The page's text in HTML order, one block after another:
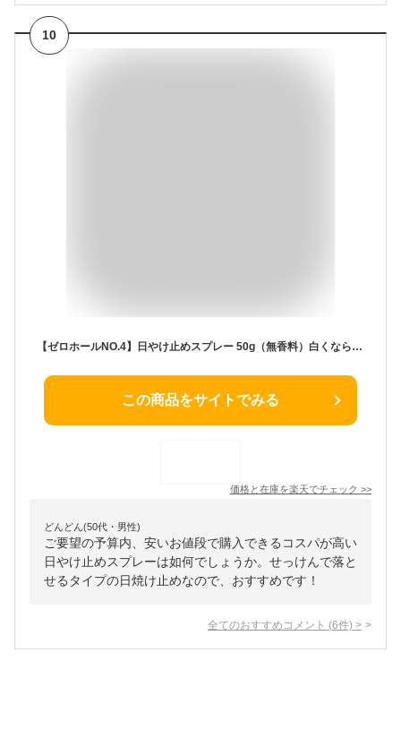
10
【ゼロホールNO.4】日やけ止めスプレー 50g（無香料）白くならない！頭皮や髪の毛、メイクの上から使える♪国内最高基準のSPF50+、PA++++ ウォータープルーフ＆せっけんで落とせるスプレータイプの日焼け止め[送料別・ウエアと同時購入で送料無料]
この商品をサイトでみる
価格と在庫を楽天でチェック >>
どんどん(50代・男性)
ご要望の予算内、安いお値段で購入できるコスパが高い
日やけ止めスプレーは如何でしょうか。せっけんで落と
せるタイプの日焼け止めなので、おすすめです！
全てのおすすめコメント (6件) >